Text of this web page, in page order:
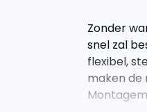
Zonder
snel zal
flexibel,
maken de